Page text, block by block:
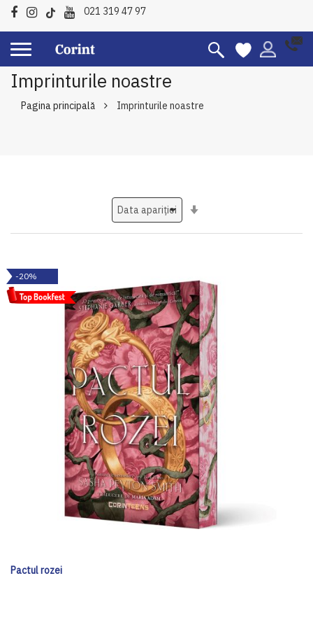
021 319 47 97
Imprinturile noastre
Pagina principală Imprinturile noastre
-20%
Pactul rozei